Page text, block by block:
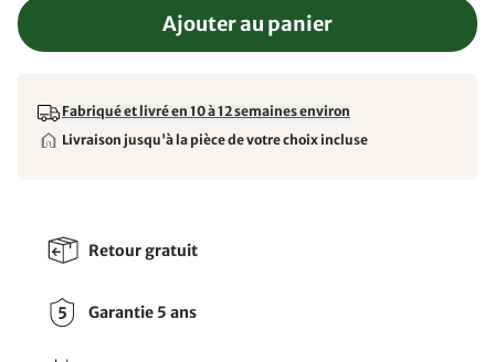
Ajouter au panier
Fabriqué et livré en 10 à 12 semaines environ
Livraison jusqu'à la pièce de votre choix incluse
Retour gratuit
Garantie 5 ans